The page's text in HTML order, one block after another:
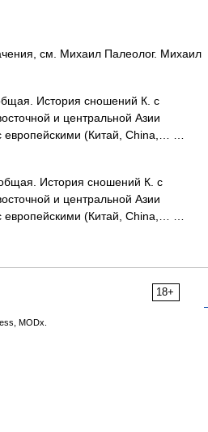
см. Михаил Палеолог. Михаил
История сношений К. с
и центральной Азии
европейскими (Китай, China,… …
История сношений К. с
и центральной Азии
европейскими (Китай, China,… …
18+
MODx.